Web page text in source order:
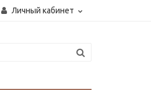
Личный кабинет